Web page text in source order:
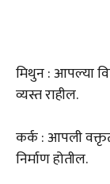
मिथुन : आपल्या
व्यस्त राहील.
कर्क : आपली
निर्माण होतील.